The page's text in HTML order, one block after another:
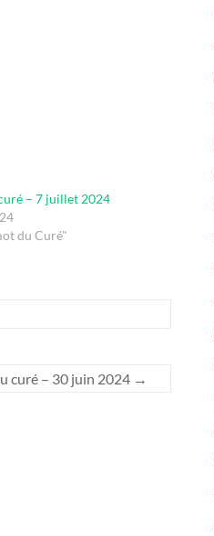
– 7 juillet 2024
du Curé"
curé – 30 juin 2024 →